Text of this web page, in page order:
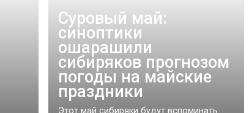
Суровый май:
синоптики
ошарашили
сибиряков прогнозом
погоды на майские
праздники